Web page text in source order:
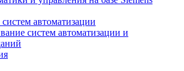
автоматизации
систем автоматизации и